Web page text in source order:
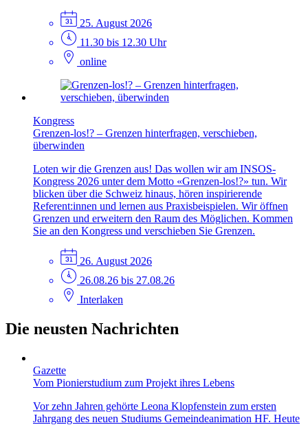
25. August 2026
11.30 bis 12.30 Uhr
online
Kongress
Grenzen-los!? – Grenzen hinterfragen, verschieben,
überwinden
Loten wir die Grenzen aus! Das wollen wir am INSOS-
Kongress 2026 unter dem Motto «Grenzen-los!?» tun. Wir
blicken über die Schweiz hinaus, hören inspirierende
Referent:innen und lernen aus Praxisbeispielen. Wir öffnen
Grenzen und erweitern den Raum des Möglichen. Kommen
Sie an den Kongress und verschieben Sie Grenzen.
26. August 2026
26.08.26 bis 27.08.26
Interlaken
Die neusten Nachrichten
Gazette
Vom Pionierstudium zum Projekt ihres Lebens
Vor zehn Jahren gehörte Leona Klopfenstein zum ersten
Jahrgang des neuen Studiums Gemeindeanimation HF. Heute